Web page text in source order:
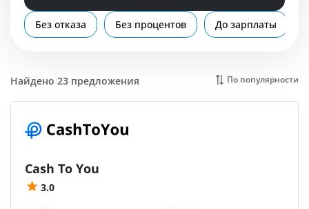
Без отказа Без процентов До зарплаты
Найдено 23 предложения По популярности
Cash To You
3.0